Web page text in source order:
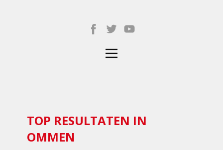
TOP RESULTATEN IN
OMMEN